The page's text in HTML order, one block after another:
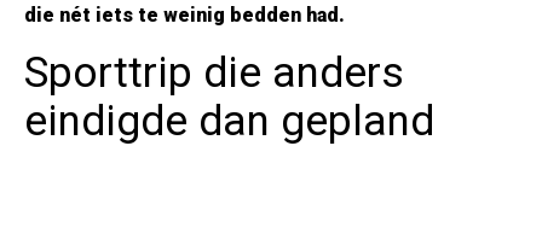
die nét iets te weinig bedden had.
Sporttrip die anders
eindigde dan gepland